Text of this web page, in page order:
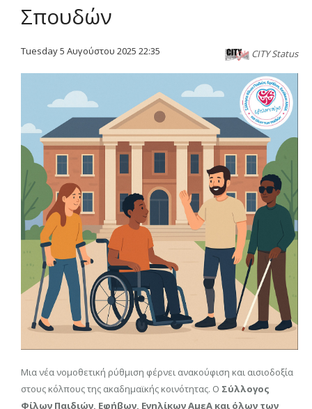
Σπουδών
CITY Status
Tuesday 5 Αυγούστου 2025 22:35
Μια νέα νομοθετική ρύθμιση φέρνει ανακούφιση και αισιοδοξία
στους κόλπους της ακαδημαϊκής κοινότητας. Ο Σύλλογος
Φίλων Παιδιών, Εφήβων, Ενηλίκων ΑμεΑ και όλων των